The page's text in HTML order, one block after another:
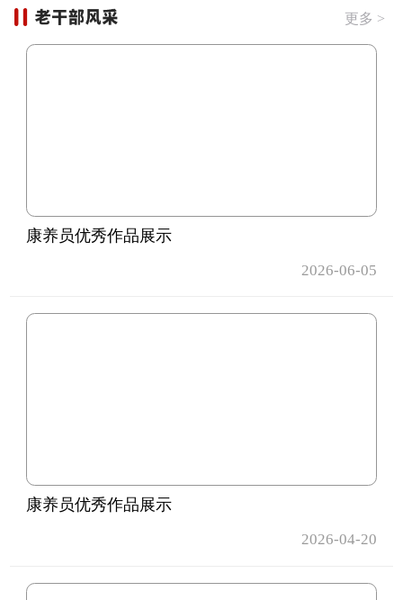
更多 >
康养员优秀作品展示
2026-06-05
康养员优秀作品展示
2026-04-20